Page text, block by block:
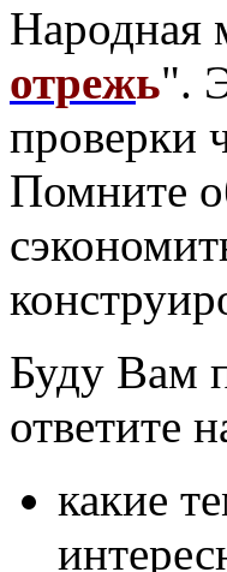
Народная
отрежь".
проверки
Помните
Буду Вам
ответите
какие